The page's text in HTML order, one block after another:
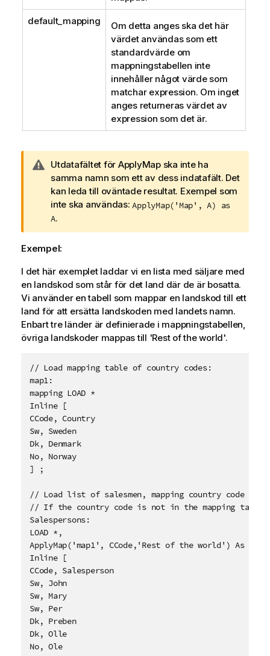
r
n
i
n
g
default_mapping
Om detta anges ska det här
värdet användas som ett
standardvärde om
mappningstabellen inte
innehåller något värde som
matchar expression. Om inget
anges returneras värdet av
expression som det är.
A
n
t
e
c
k
n
n
g
o
m
v
a
n
i
n
g
Utdatafältet för ApplyMap ska inte ha
samma namn som ett av dess indatafält. Det
kan leda till oväntade resultat. Exempel som
inte ska användas: ApplyMap('Map', A) as
A.
Exempel:
I det här exemplet laddar vi en lista med säljare med
en landskod som står för det land där de är bosatta.
Vi använder en tabell som mappar en landskod till ett
land för att ersätta landskoden med landets namn.
Enbart tre länder är definierade i mappningstabellen,
övriga landskoder mappas till 'Rest of the world'.
// Load mapping table of country codes:
map1:
mapping LOAD *
Inline [
CCode, Country
Sw, Sweden
Dk, Denmark
No, Norway
] ;
// Load list of salesmen, mapping country code to
// If the country code is not in the mapping
Salespersons:
LOAD *,
ApplyMap('map1', CCode,'Rest of the world') As
Inline [
CCode, Salesperson
Sw, John
Sw, Mary
Sw, Per
Dk, Preben
Dk, Olle
No, Ole